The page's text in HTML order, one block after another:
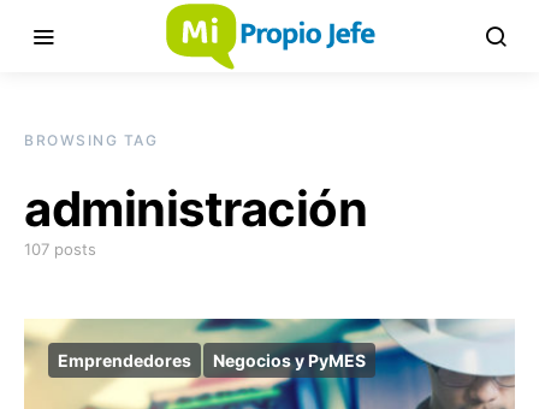
BROWSING TAG
administración
107 posts
Emprendedores Negocios y PyMES